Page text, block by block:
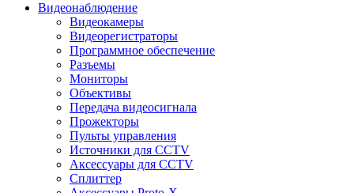
Видеонаблюдение
Видеокамеры
Видеорегистраторы
Программное обеспечение
Разъемы
Мониторы
Объективы
Передача видеосигнала
Прожекторы
Пульты управления
Источники для CCTV
Аксессуары для CCTV
Сплиттер